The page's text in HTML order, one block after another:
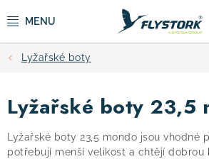
na
CYKLISTIKA
ZIMNÍ SPORTY
KOLOBĚŽKY
Lyžařské boty
Lyžařské boty 23,5
Lyžařské boty 23,5 mondo jsou vhodné
potřebují menší velikost a chtějí dobrou